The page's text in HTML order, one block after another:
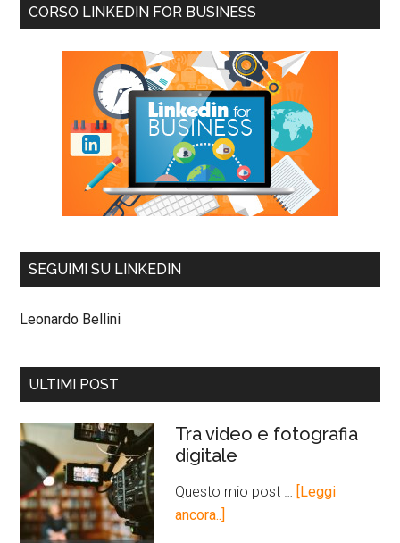
CORSO LINKEDIN FOR BUSINESS
SEGUIMI SU LINKEDIN
Leonardo Bellini
ULTIMI POST
Tra video e fotografia
digitale
Questo mio post … [Leggi
ancora..]